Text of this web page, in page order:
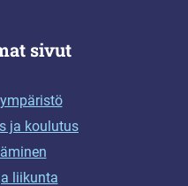
sivut
ja koulutus
liikunta